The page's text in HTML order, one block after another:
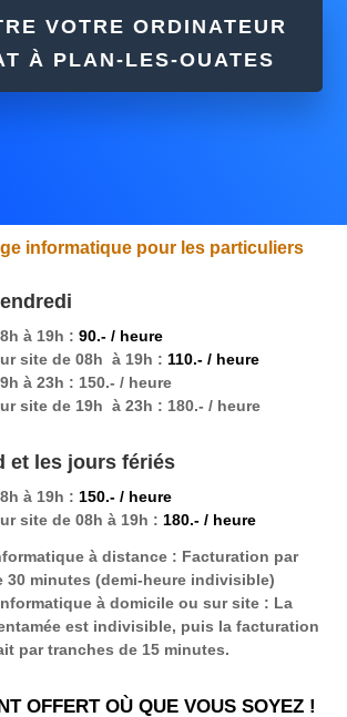
VOTRE ORDINATEUR
À PLAN-LES-OUATES
informatique pour les particuliers
à 19h :90.- / heure
site de 08h à 19h : 110.- / heure
à 23h : 150.- / heure
site de 19h à 23h : 180.- / heure
et les jours fériés
à 19h : 150.- / heure
site de 08h à 19h : 180.- / heure
à distance : Facturation par
30 minutes (demi-heure indivisible)
à domicile ou sur site : La
est indivisible, puis la facturation
par tranches de 15 minutes.
OFFERT OÙ QUE VOUS SOYEZ !